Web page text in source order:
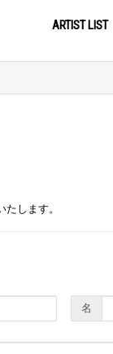
ARTIST LIST
します。
名